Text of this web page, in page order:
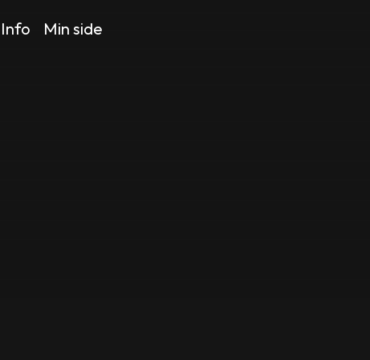
Info Min side